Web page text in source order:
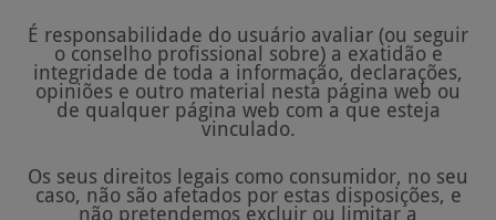
É responsabilidade do usuário avaliar (ou seguir
o conselho profissional sobre) a exatidão e
integridade de toda a informação, declarações,
opiniões e outro material nesta página web ou
de qualquer página web com a que esteja
vinculado.
Os seus direitos legais como consumidor, no seu
caso, não são afetados por estas disposições, e
não pretendemos excluir ou limitar a